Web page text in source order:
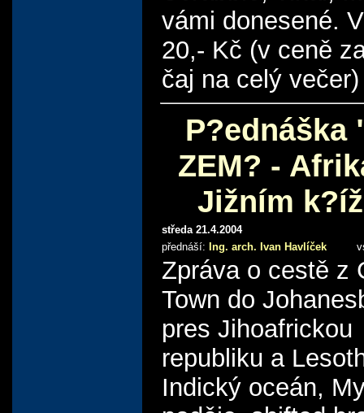
vámi donesené.
20,- Kč (v ceně
čaj na celý večer)
P?ednáška
ZEM? -
Jižním
středa 21.4.2004
přednáší: Ing. arch. Ivan Havlíček
Zpráva o cestě z
Town do
pres Jihoafrickou
republiku a
Indický oceán,